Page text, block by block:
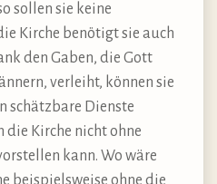
sollen sie keine
Kirche benötigt sie auch
den Gaben, die Gott
verleiht, können sie
schätzbare Dienste
die Kirche nicht ohne
kann. Wo wäre
beispielsweise ohne die